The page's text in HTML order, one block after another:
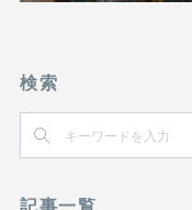
検索
記事一覧